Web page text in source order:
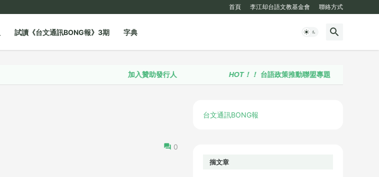
首頁 李江却台語文教基金會 聯絡方式
試讀《台文通訊BONG報》3期 字典
加入贊助發行人 台語政策推動聯盟專題
0
台文通訊BONG報
揣文章